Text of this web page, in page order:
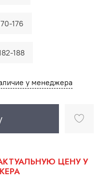
у менеджера
176
188
ЦЕНУ У